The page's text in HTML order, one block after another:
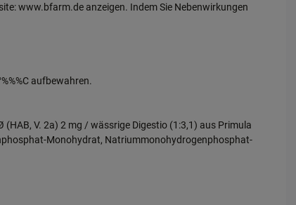
uns auch auf
Inhalt auf
Bitte
www.bfarm.de anzeigen. Indem Sie Nebenwirkungen
aufbewahren.
V. 2a) 2 mg / wässrige Digestio (1:3,1) aus Primula
Monohydrat, Natriummonohydrogenphosphat-